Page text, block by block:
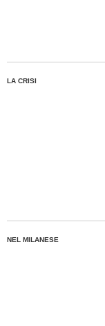
LA CRISI
NEL MILANESE